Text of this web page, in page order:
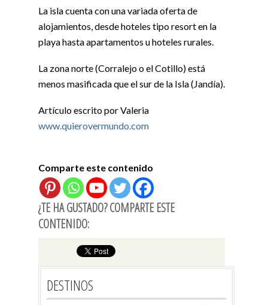
La isla cuenta con una variada oferta de
alojamientos, desde hoteles tipo resort en la
playa hasta apartamentos u hoteles rurales.
La zona norte (Corralejo o el Cotillo) está
menos masificada que el sur de la Isla (Jandía).
Artículo escrito por Valeria
www.quierovermundo.com
Comparte este contenido
¿TE HA GUSTADO? COMPARTE ESTE
CONTENIDO:
DESTINOS